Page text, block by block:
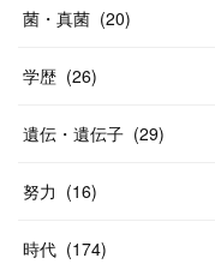
菌・真菌 (20)
学歴 (26)
遺伝・遺伝子 (29)
努力 (16)
時代 (174)